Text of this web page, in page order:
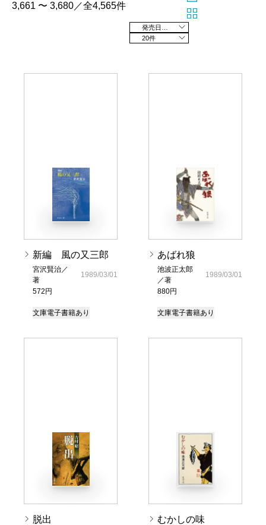
3,661 〜 3,680／全4,565件
20件
新編 風の又三郎
宮沢賢治／
著
572円
1989/03/01
文庫電子書籍あり
あばれ狼
池波正太郎
／著
880円
1989/03/01
文庫電子書籍あり
脱出 むかしの味